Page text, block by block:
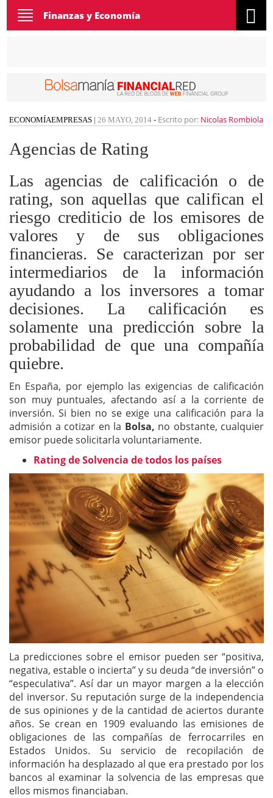
Toggle
navigation
Finanzas y Economía
ECONOMÍAEMPRESAS | 26 MAYO, 2014 - Escrito por: Nicolas Rombiola
Agencias de Rating
Las agencias de calificación o de
rating, son aquellas que califican el
riesgo crediticio de los emisores de
valores y de sus obligaciones
financieras. Se caracterizan por ser
intermediarios de la información
ayudando a los inversores a tomar
decisiones. La calificación es
solamente una predicción sobre la
probabilidad de que una compañía
quiebre.
En España, por ejemplo las exigencias de calificación
son muy puntuales, afectando así a la corriente de
inversión. Si bien no se exige una calificación para la
admisión a cotizar en la Bolsa, no obstante, cualquier
emisor puede solicitarla voluntariamente.
Rating de Solvencia de todos los países
La predicciones sobre el emisor pueden ser “positiva,
negativa, estable o incierta” y su deuda “de inversión” o
“especulativa”. Así dar un mayor margen a la elección
del inversor. Su reputación surge de la independencia
de sus opiniones y de la cantidad de aciertos durante
años. Se crean en 1909 evaluando las emisiones de
obligaciones de las compañías de ferrocarriles en
Estados Unidos. Su servicio de recopilación de
información ha desplazado al que era prestado por los
bancos al examinar la solvencia de las empresas que
ellos mismos financiaban.